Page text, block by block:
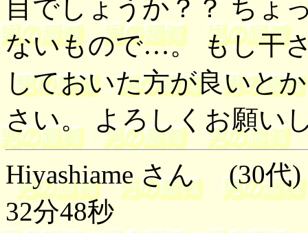
目でしょうか？？ ちょ
ないもので…。 もし干
しておいた方が良いと
さい。 よろしくお願い
Hiyashiame さん (30
32分48秒